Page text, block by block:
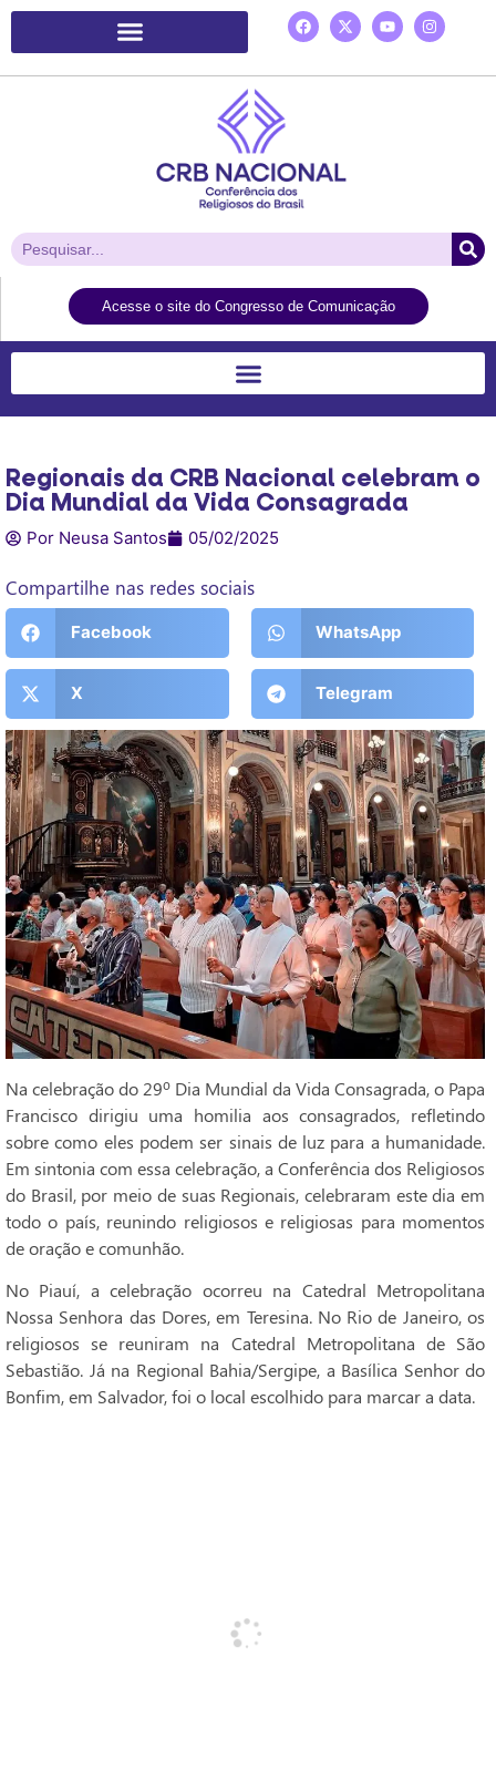
Acesse o site do Congresso de Comunicação
Regionais da CRB Nacional celebram o
Dia Mundial da Vida Consagrada
Por Neusa Santos 05/02/2025
Compartilhe nas redes sociais
Facebook WhatsApp
X Telegram
Na celebração do 29º Dia Mundial da Vida Consagrada, o Papa
Francisco dirigiu uma homilia aos consagrados, refletindo
sobre como eles podem ser sinais de luz para a humanidade.
Em sintonia com essa celebração, a Conferência dos Religiosos
do Brasil, por meio de suas Regionais, celebraram este dia em
todo o país, reunindo religiosos e religiosas para momentos
de oração e comunhão.
No Piauí, a celebração ocorreu na Catedral Metropolitana
Nossa Senhora das Dores, em Teresina. No Rio de Janeiro, os
religiosos se reuniram na Catedral Metropolitana de São
Sebastião. Já na Regional Bahia/Sergipe, a Basílica Senhor do
Bonfim, em Salvador, foi o local escolhido para marcar a data.